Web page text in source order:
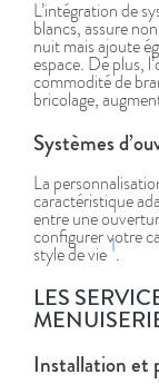
L’intégration de
blancs, assure
nuit mais ajoute
espace. De plus,
commodité de
bricolage,
Systèmes
La
caractéristique
entre une
configurer votre
style de vie1.
LES
Installation et